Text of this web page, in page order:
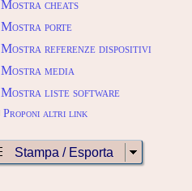
Mostra cheats
Mostra porte
Mostra referenze dispositivi
Mostra media
Mostra liste software
Proponi altri link
Stampa / Esporta